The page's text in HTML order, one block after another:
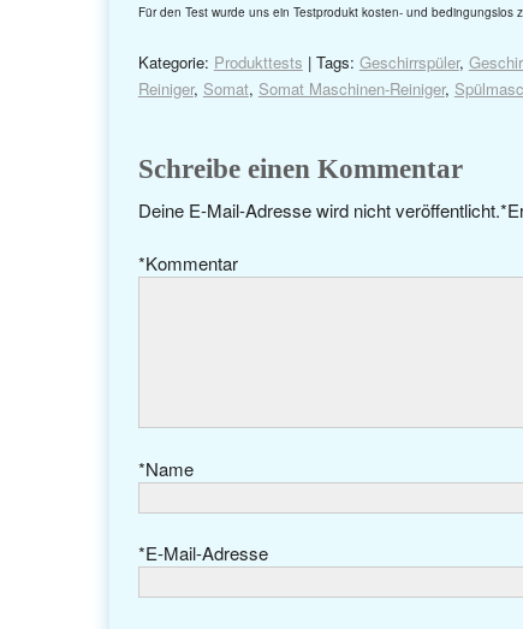
Für den Test wurde uns ein Testprodukt kosten- und
Kategorie: Produkttests | Tags: Geschirrspüler,
Reiniger, Somat, Somat Maschinen-Reiniger,
Schreibe einen Kommentar
Deine E-Mail-Adresse wird nicht veröffentlicht.*
Kommentar
*
Name
*
E-Mail-Adresse
*